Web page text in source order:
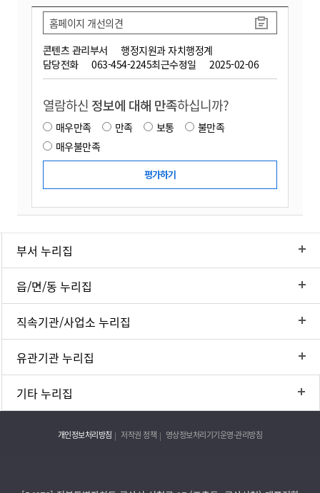
콘텐츠 관리부서
행정지원과 자치행정계
담당전화
063-454-2245최근수정일 2025-02-06
홈페이지 개선의견
열람하신 정보에 대해 만족하십니까?
매우만족 만족 보통
불만족
매우불만족
부서 누리집
읍/면/동 누리집
직속기관/사업소 누리집
유관기관 누리집
기타 누리집
개인정보처리방침 저작권 정책 영상정보처리기기운영·관리방침